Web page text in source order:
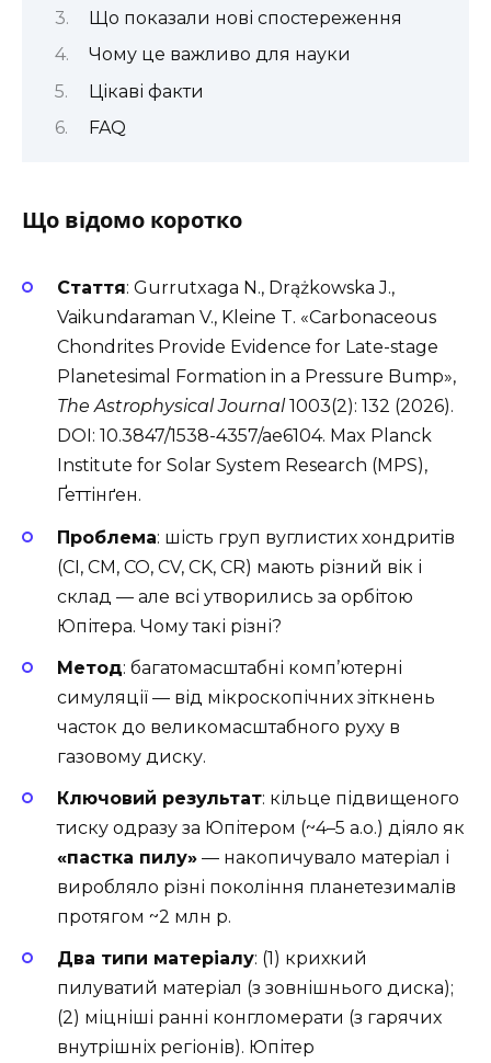
Що показали нові спостереження
Чому це важливо для науки
Цікаві факти
FAQ
Що відомо коротко
Стаття: Gurrutxaga N., Drążkowska J.,
Vaikundaraman V., Kleine T. «Carbonaceous
Chondrites Provide Evidence for Late-stage
Planetesimal Formation in a Pressure Bump»,
The Astrophysical Journal 1003(2): 132 (2026).
DOI: 10.3847/1538-4357/ae6104. Max Planck
Institute for Solar System Research (MPS),
Ґеттінґен.
Проблема: шість груп вуглистих хондритів
(CI, CM, CO, CV, CK, CR) мають різний вік і
склад — але всі утворились за орбітою
Юпітера. Чому такі різні?
Метод: багатомасштабні комп’ютерні
симуляції — від мікроскопічних зіткнень
часток до великомасштабного руху в
газовому диску.
Ключовий результат: кільце підвищеного
тиску одразу за Юпітером (~4–5 а.о.) діяло як
«пастка пилу» — накопичувало матеріал і
виробляло різні покоління планетезималів
протягом ~2 млн р.
Два типи матеріалу: (1) крихкий
пилуватий матеріал (з зовнішнього диска);
(2) міцніші ранні конгломерати (з гарячих
внутрішніх регіонів). Юпітер